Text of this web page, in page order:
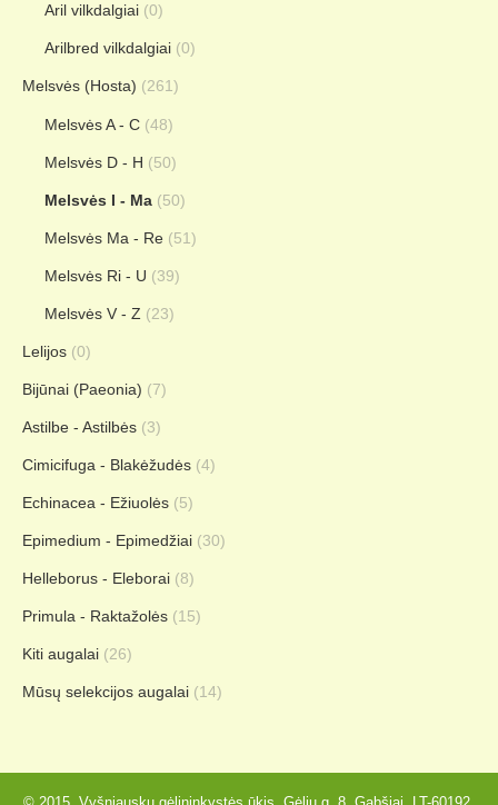
Aril vilkdalgiai (0)
Arilbred vilkdalgiai (0)
Melsvės (Hosta) (261)
Melsvės A - C (48)
Melsvės D - H (50)
Melsvės I - Ma (50)
Melsvės Ma - Re (51)
Melsvės Ri - U (39)
Melsvės V - Z (23)
Lelijos (0)
Bijūnai (Paeonia) (7)
Astilbe - Astilbės (3)
Cimicifuga - Blakėžudės (4)
Echinacea - Ežiuolės (5)
Epimedium - Epimedžiai (30)
Helleborus - Eleborai (8)
Primula - Raktažolės (15)
Kiti augalai (26)
Mūsų selekcijos augalai (14)